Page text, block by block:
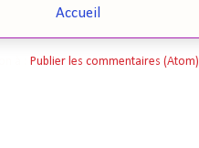
Accueil
Publier les commentaires (Atom)